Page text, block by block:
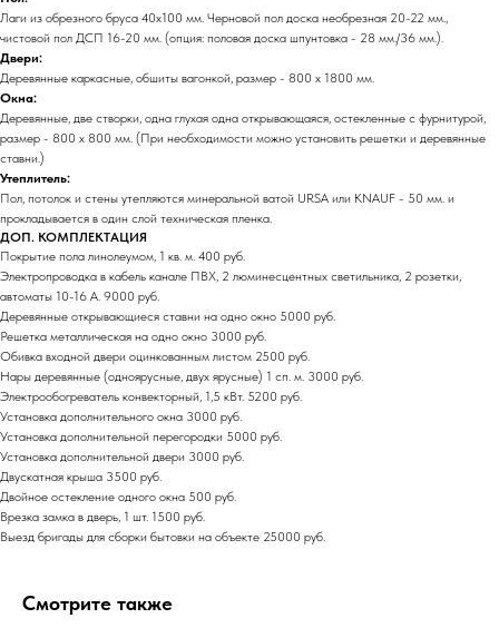
Лаги из обрезного бруса 40х100 мм. Черновой пол доска необрезная 20-22 мм.,
чистовой пол ДСП 16-20 мм. (опция: половая доска шпунтовка - 28 мм./36 мм.).
Двери:
Деревянные каркасные, обшиты вагонкой, размер - 800 х 1800 мм.
Окна:
Деревянные, две створки, одна глухая одна открывающаяся, остекленные с фурнитурой,
размер - 800 х 800 мм. (При необходимости можно установить решетки и деревянные
ставни.)
Утеплитель:
Пол, потолок и стены утепляются минеральной ватой URSA или KNAUF - 50 мм. и
прокладывается в один слой техническая пленка.
ДОП. КОМПЛЕКТАЦИЯ
Покрытие пола линолеумом, 1 кв. м. 400 руб.
Электропроводка в кабель канале ПВХ, 2 люминесцентных светильника, 2 розетки,
автоматы 10-16 А. 9000 руб.
Деревянные открывающиеся ставни на одно окно 5000 руб.
Решетка металлическая на одно окно 3000 руб.
Обивка входной двери оцинкованным листом 2500 руб.
Нары деревянные (одноярусные, двух ярусные) 1 сп. м. 3000 руб.
Электрообогреватель конвекторный, 1,5 кВт. 5200 руб.
Установка дополнительного окна 3000 руб.
Установка дополнительной перегородки 5000 руб.
Установка дополнительной двери 3000 руб.
Двускатная крыша 3500 руб.
Двойное остекление одного окна 500 руб.
Врезка замка в дверь, 1 шт. 1500 руб.
Выезд бригады для сборки бытовки на объекте 25000 руб.
Смотрите также
01
Опыт более
16 лет
Собственное
03
С НДС и без
НДС
04
Прямые
05
Цены от
производителя
Наша компания ООО «БОКС МОДУЛЬ»
основана в 2018 году. Мы специализируемся